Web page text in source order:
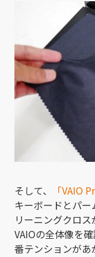
そして、 「VAIO
キーボードとパー
リーニングクロ
VAIOの全体像を
番テンションがあ